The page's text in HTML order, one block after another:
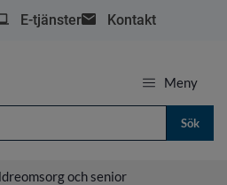
E-tjänster Kontakt
Meny
och senior